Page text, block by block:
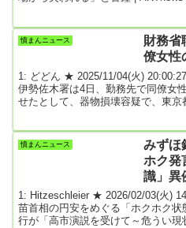
円超で落札された。近年、超富裕層
中、学術研究への影響を懸念する
憤まんニュース
財務
僚女性
1: どどん ★ 2025/11/04(火)
伊勢佐木署は4日、勤務先で同僚女
せたとして、器物損壊容疑で、東京
午前8時15分ごろ、当時勤務してい
賀出張所内で同僚女性のデスクマ
憤まんニュース
みずほ
ホク発
識」異
批判
1: Hitzeschleier ★ 2026/02/03(火)
苗首相の円安をめぐる「ホクホク
行が「高市演説を受けて～危うい